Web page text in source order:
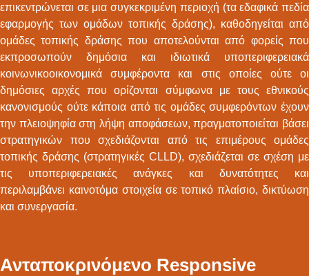
επικεντρώνεται σε μια συγκεκριμένη περιοχή (τα εδαφικά πεδία
εφαρμογής των ομάδων τοπικής δράσης), καθοδηγείται από
ομάδες τοπικής δράσης που αποτελούνται από φορείς που
εκπροσωπούν δημόσια και ιδιωτικά υποπεριφερειακά
κοινωνικοοικονομικά συμφέροντα και στις οποίες ούτε οι
δημόσιες αρχές που ορίζονται σύμφωνα με τους εθνικούς
κανονισμούς ούτε κάποια από τις ομάδες συμφερόντων έχουν
την πλειοψηφία στη λήψη αποφάσεων, πραγματοποιείται βάσει
στρατηγικών που σχεδιάζονται από τις επιμέρους ομάδες
τοπικής δράσης (στρατηγικές CLLD), σχεδιάζεται σε σχέση με
τις υποπεριφερειακές ανάγκες και δυνατότητες και
περιλαμβάνει καινοτόμα στοιχεία σε τοπικό πλαίσιο, δικτύωση
και συνεργασία.
Ανταποκρινόμενο Responsive